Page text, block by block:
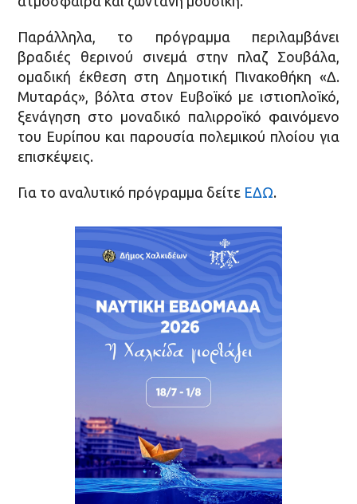
Παράλληλα, το πρόγραμμα περιλαμβάνει
βραδιές θερινού σινεμά στην πλαζ Σουβάλα,
ομαδική έκθεση στη Δημοτική Πινακοθήκη «Δ.
Μυταράς», βόλτα στον Ευβοϊκό με ιστιοπλοϊκό,
ξενάγηση στο μοναδικό παλιρροϊκό φαινόμενο
του Ευρίπου και παρουσία πολεμικού πλοίου για
επισκέψεις.
Για το αναλυτικό πρόγραμμα δείτε ΕΔΩ.